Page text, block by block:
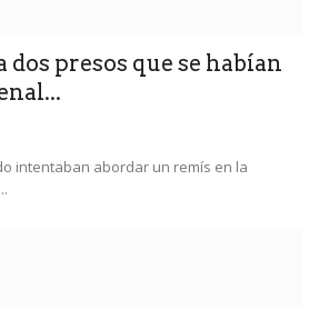
dos presos que se habían
intentaban abordar un remís en la